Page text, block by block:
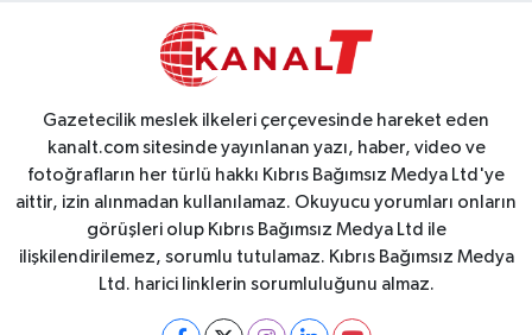
Gazetecilik meslek ilkeleri çerçevesinde hareket eden
kanalt.com sitesinde yayınlanan yazı, haber, video ve
fotoğrafların her türlü hakkı Kıbrıs Bağımsız Medya Ltd'ye
aittir, izin alınmadan kullanılamaz. Okuyucu yorumları onların
görüşleri olup Kıbrıs Bağımsız Medya Ltd ile
ilişkilendirilemez, sorumlu tutulamaz. Kıbrıs Bağımsız Medya
Ltd. harici linklerin sorumluluğunu almaz.